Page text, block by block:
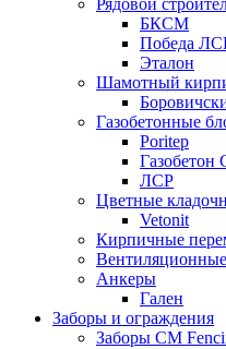
Рядовой
БКСМ
Победа
Эталон
Шамотный
Газобетонные
Poritep
Газобетон
ЛСР
Цветные
Vetonit
Кирпичные
Анкеры
Гален
Заборы и ограждения
Заборы CM